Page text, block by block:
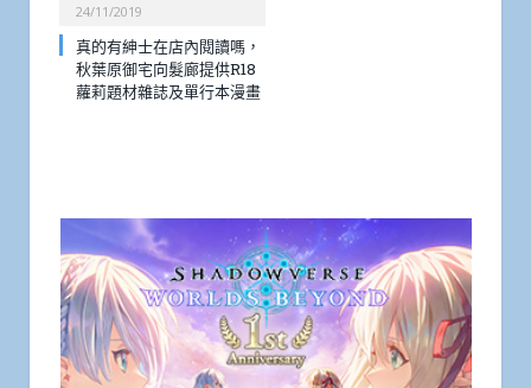
24/11/2019
真的有紳士在店內閱讀嗎，
秋葉原御宅向髮廊提供R18
蘿莉題材雜誌及單行本漫畫